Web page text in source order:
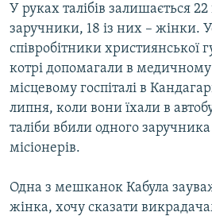
КРИМ РЕАЛІЇ
РУС
УКР
КТАТ
У руках талібів залишається
заручники, 18 із них – жінки.
співробітники християнської
котрі допомагали в медичному
місцевому госпіталі в
липня, коли вони їхали в
таліби вбили одного
місіонерів.
Одна з мешканок Кабула
жінка, хочу сказати